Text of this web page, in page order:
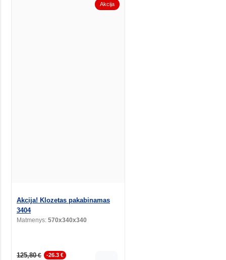
Akcija
Akcija! Klozetas pakabinamas
3404
Matmenys: 570x340x340
125,80€ -26.3 €